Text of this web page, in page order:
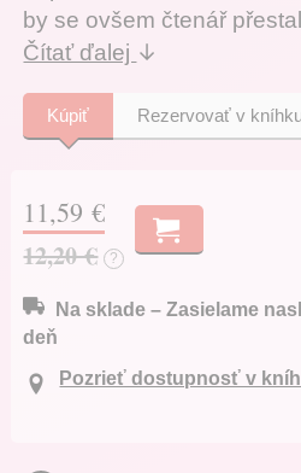
by se ovšem čtenář
Čítať ďalej ↓
Kúpiť Rezervovať v
11,59 €
12,20 €
?
Na sklade – Zasielame
deň
Pozrieť dostupnosť v